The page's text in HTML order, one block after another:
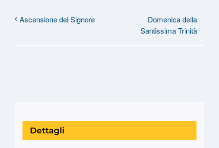
Ascensione del Signore
Domenica della
Santissima Trinità
Dettagli